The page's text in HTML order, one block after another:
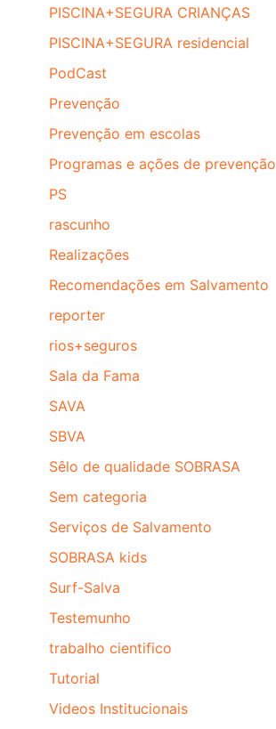
PISCINA+SEGURA CRIANÇAS
PISCINA+SEGURA residencial
PodCast
Prevenção
Prevenção em escolas
Programas e ações de prevenção
PS
rascunho
Realizações
Recomendações em Salvamento
reporter
rios+seguros
Sala da Fama
SAVA
SBVA
Sêlo de qualidade SOBRASA
Sem categoria
Serviços de Salvamento
SOBRASA kids
Surf-Salva
Testemunho
trabalho cientifico
Tutorial
Videos Institucionais